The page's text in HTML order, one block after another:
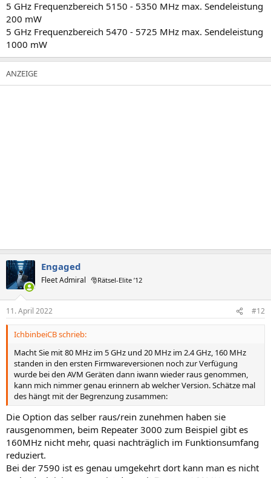
5 GHz Frequenzbereich 5150 - 5350 MHz max. Sendeleistung
200 mW
5 GHz Frequenzbereich 5470 - 5725 MHz max. Sendeleistung
1000 mW
Engaged
Fleet Admiral 🎅Rätsel-Elite ’12
11. April 2022 #12
IchbinbeiCB schrieb:
Macht Sie mit 80 MHz im 5 GHz und 20 MHz im 2.4 GHz, 160 MHz
standen in den ersten Firmwareversionen noch zur Verfügung
wurde bei den AVM Geräten dann iwann wieder raus genommen,
kann mich nimmer genau erinnern ab welcher Version. Schätze mal
des hängt mit der Begrenzung zusammen:
Die Option das selber raus/rein zunehmen haben sie
rausgenommen, beim Repeater 3000 zum Beispiel gibt es
160MHz nicht mehr, quasi nachträglich im Funktionsumfang
reduziert.
Bei der 7590 ist es genau umgekehrt dort kann man es nicht